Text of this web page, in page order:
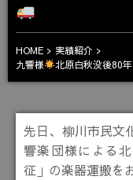
HOME
実績紹介
九響様
北原白秋没後80
先日、柳川市民文
響楽団様による
征」の楽器運搬を